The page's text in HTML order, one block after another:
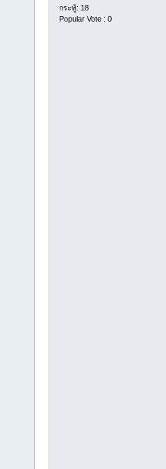
กระทู้: 18
Popular Vote : 0